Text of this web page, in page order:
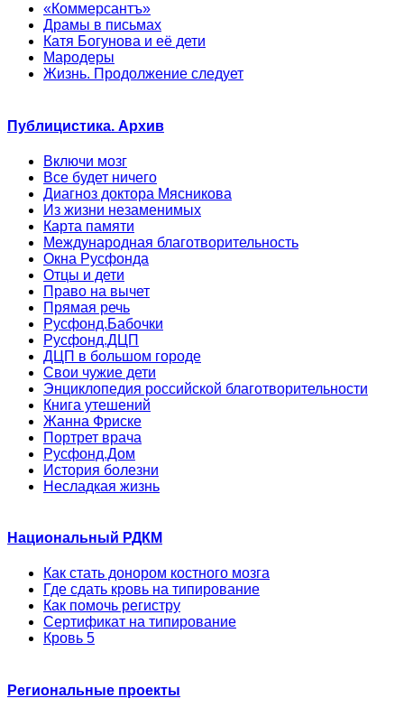
«Коммерсантъ»
Драмы в письмах
Катя Богунова и её дети
Мародеры
Жизнь. Продолжение следует
Публицистика. Архив
Включи мозг
Все будет ничего
Диагноз доктора Мясникова
Из жизни незаменимых
Карта памяти
Международная благотворительность
Окна Русфонда
Отцы и дети
Право на вычет
Прямая речь
Русфонд.Бабочки
Русфонд.ДЦП
ДЦП в большом городе
Свои чужие дети
Энциклопедия российской благотворительности
Книга утешений
Жанна Фриске
Портрет врача
Русфонд.Дом
История болезни
Несладкая жизнь
Национальный РДКМ
Как стать донором костного мозга
Где сдать кровь на типирование
Как помочь регистру
Сертификат на типирование
Кровь 5
Региональные проекты